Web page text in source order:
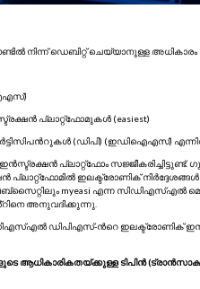
നിന്ന് ഡെബിറ്റ് ചെയ്യാനുള്ള
പ്ലാറ്റ്‌ഫോമുകൾ (easiest)
പാർട്ടിസിപന്‍റുകൾ (ഡിപി) (ഇഡിഐഎസ്)
പ്ലാറ്റ്‍ഫോം
പ്ലാറ്റ്‌ഫോമിൽ ഇലക്ട്രോണിക്
myeasi എന്ന സിഡിഎസ്എൽ
അനുവദിക്കുന്നു.
ഡിപിഎസ്-ന്‍റെ ഇലക്ട്രോണിക്
ആധികാരികതയ്ക്കുള്ള ടിപിൻ